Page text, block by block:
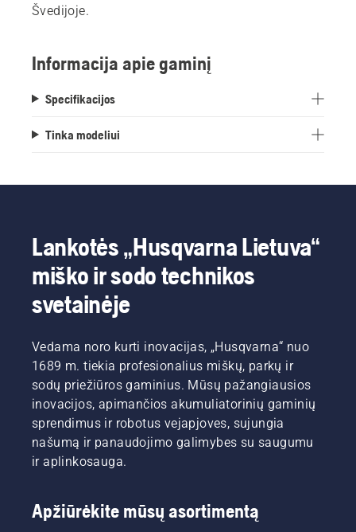
Švedijoje.
Informacija apie gaminį
Specifikacijos
Tinka modeliui
Lankotės „Husqvarna Lietuva“
miško ir sodo technikos
svetainėje
Vedama noro kurti inovacijas, „Husqvarna“ nuo
1689 m. tiekia profesionalius miškų, parkų ir
sodų priežiūros gaminius. Mūsų pažangiausios
inovacijos, apimančios akumuliatorinių gaminių
sprendimus ir robotus vejapjoves, sujungia
našumą ir panaudojimo galimybes su saugumu
ir aplinkosauga.
Apžiūrėkite mūsų asortimentą